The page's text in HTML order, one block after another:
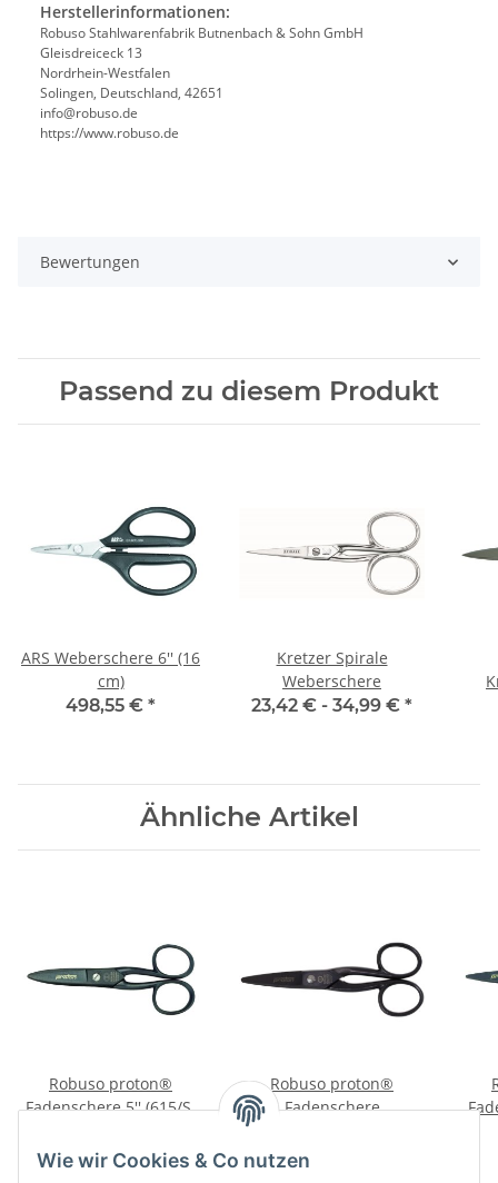
Wie wir Cookies & Co nutzen
Herstellerinformationen:
Robuso Stahlwarenfabrik Butnenbach & Sohn GmbH
Gleisdreiceck 13
Nordrhein-Westfalen
Solingen, Deutschland, 42651
info@robuso.de
https://www.robuso.de
Bewertungen
Passend zu diesem Produkt
ARS Weberschere 6'' (16
cm)
498,55 € *
Kretzer Spirale
Weberschere
23,42 € - 34,99 € *
Ähnliche Artikel
Robuso proton®
Fadenschere 5'' (615/S)
Robuso proton®
Fadenschere
abgerundete Spitze 5''
(322) (13,3 cm)